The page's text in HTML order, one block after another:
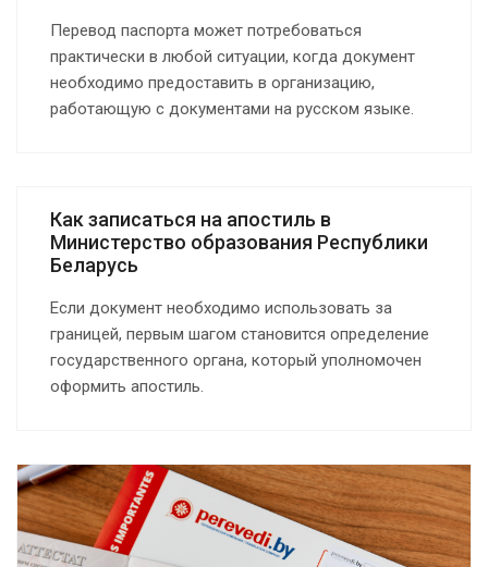
Перевод паспорта может потребоваться
практически в любой ситуации, когда документ
необходимо предоставить в организацию,
работающую с документами на русском языке.
Как записаться на апостиль в
Министерство образования Республики
Беларусь
Если документ необходимо использовать за
границей, первым шагом становится определение
государственного органа, который уполномочен
оформить апостиль.